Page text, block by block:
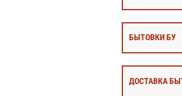
БЫТОВКИ БУ
ДОСТАВКА